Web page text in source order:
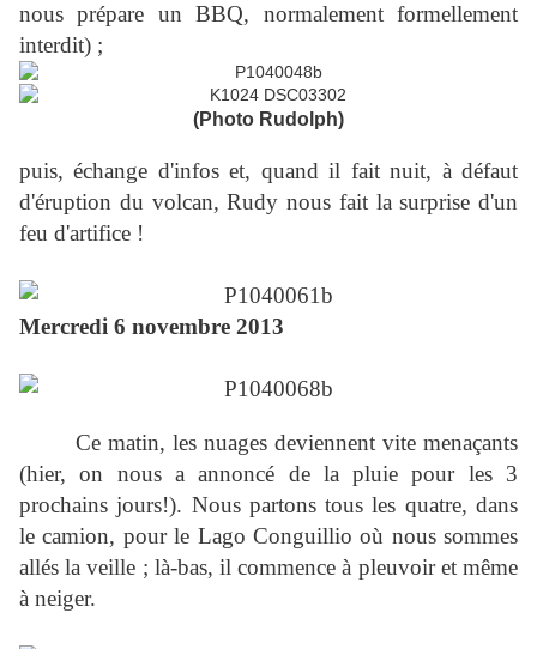
nous prépare un BBQ, normalement formellement
interdit) ;
(Photo Rudolph)
puis, échange d'infos et, quand il fait nuit, à défaut
d'éruption du volcan, Rudy nous fait la surprise d'un
feu d'artifice !
Mercredi 6 novembre 2013
Ce matin, les nuages deviennent vite menaçants
(hier, on nous a annoncé de la pluie pour les 3
prochains jours!). Nous partons tous les quatre, dans
le camion, pour le Lago Conguillio où nous sommes
allés la veille ; là-bas, il commence à pleuvoir et même
à neiger.